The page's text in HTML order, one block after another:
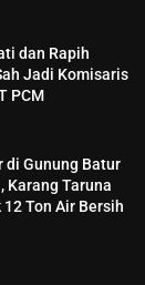
dan Rapih
Jadi Komisaris
PCM
di Gunung Batur
Karang Taruna
Ton Air Bersih